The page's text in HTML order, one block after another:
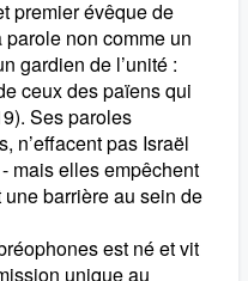
premier évêque de
non comme un
gardien de l’unité :
ceux des païens qui
Ses paroles
n’effacent pas Israël
mais elles empêchent
barrière au sein de
est né et vit
unique au